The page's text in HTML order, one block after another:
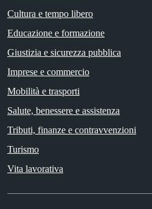
Cultura e tempo libero
Educazione e formazione
Giustizia e sicurezza pubblica
Imprese e commercio
Mobilità e trasporti
Salute, benessere e assistenza
Tributi, finanze e contravvenzioni
Turismo
Vita lavorativa